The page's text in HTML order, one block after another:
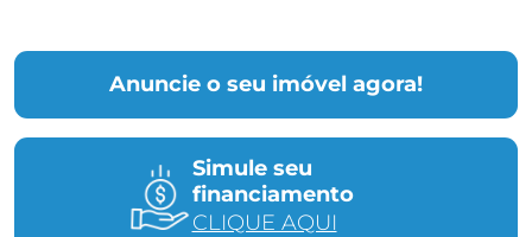
Anuncie o seu imóvel agora!
Simule seu
financiamento
CLIQUE AQUI